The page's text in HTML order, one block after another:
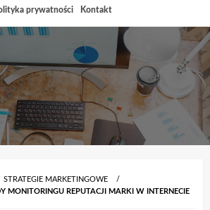
prywatności Kontakt
STRATEGIE MARKETINGOWE
MONITORINGU REPUTACJI MARKI W INTERNECIE